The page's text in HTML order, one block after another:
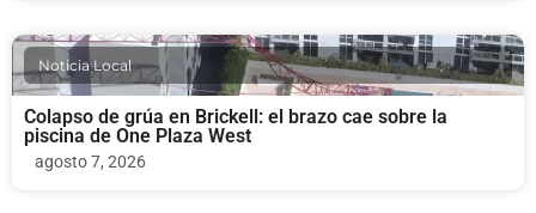
Noticia Local
Colapso de grúa en Brickell: el brazo cae sobre la
piscina de One Plaza West
agosto 7, 2026